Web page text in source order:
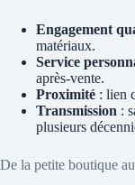
Engagement
matériaux.
Service
après-vente.
Proximité : lien
Transmission :
plusieurs
De la petite boutique